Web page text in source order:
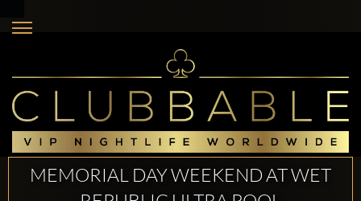
MEMORIAL DAY WEEKEND AT WET